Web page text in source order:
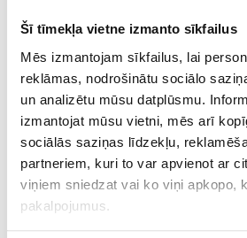
Šī tīmekļa vietne izmanto sīkfailus
Mēs izmantojam sīkfailus, lai
reklāmas, nodrošinātu sociālo
un analizētu mūsu datplūsmu.
izmantojat mūsu vietni, mēs arī
sociālās saziņas līdzekļu,
partneriem, kuri to var apvienot ar
viņiem sniedzat vai ko viņi apkopo,
pakalpojumus.
€ 8.00
PIEVIENOT